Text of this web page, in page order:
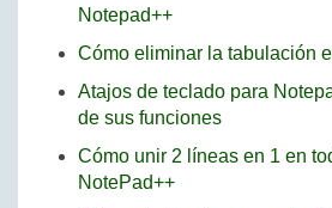
Notepad++
Cómo eliminar la tabulación
Atajos de teclado para
de sus funciones
Cómo unir 2 líneas en 1 en
NotePad++